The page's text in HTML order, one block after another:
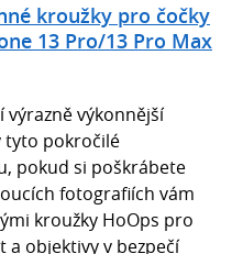
kroužky pro čočky
13 Pro/13 Pro Max
výkonnější
tyto pokročilé
pokud si poškrábete
fotografiích vám
kroužky HoOps pro
a objektivy v bezpečí